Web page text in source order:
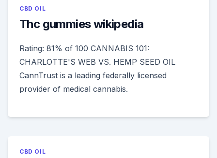
CBD OIL
Thc gummies wikipedia
Rating: 81% of 100 CANNABIS 101:
CHARLOTTE'S WEB VS. HEMP SEED OIL
CannTrust is a leading federally licensed
provider of medical cannabis.
CBD OIL